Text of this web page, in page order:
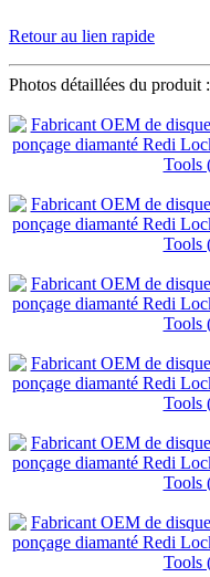
Retour au lien rapide
Photos détaillées du produit :